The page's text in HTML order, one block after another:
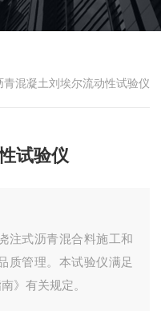
青混凝土刘埃尔流动性试验仪
试验仪
注式沥青混合料施工和
质管理。本试验仪满足
》有关规定。